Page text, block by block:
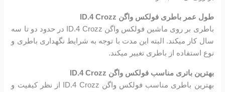
طول عمر باطری فولکس واگن ID.4 Crozz
باطری بر روی ماشین فولکس واگن ID.4 Crozz در حدود دو تا سه
سال کار میکند. البته این مدت با توجه به شرایط نگهداری باطری و
نوع استفاده از باطری تغییر میکند.
بهترین باتری مناسب فولکس واگن ID.4 Crozz
بهترین باطری مناسب فولکس واگن ID.4 Crozz از نظر کیفیت و